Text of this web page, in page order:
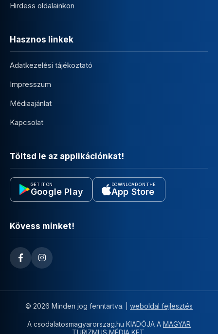
Hirdess oldalainkon
Hasznos linkek
Adatkezelési tájékoztató
Impresszum
Médiaajánlat
Kapcsolat
Töltsd le az applikációnkat!
GET IT ON
Google Play
DOWNLOAD ON THE
App Store
Kövess minket!
© 2026 Minden jog fenntartva. | weboldal fejlesztés
A csodalatosmagyarorszag.hu KIADÓJA A MAGYAR
TURIZMUS MÉDIA KFT.